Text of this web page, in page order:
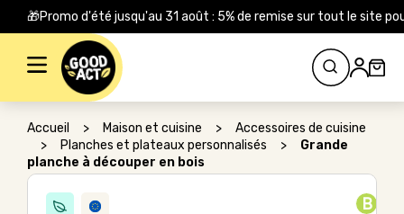
🎁Promo d'été jusqu'au 31 août : 5% de remise sur tout le site
Rechercher :
Accueil > Maison et cuisine >
Accessoires de cuisine
>
Planches et plateaux personnalisés >
Grande
planche à découper en bois
B